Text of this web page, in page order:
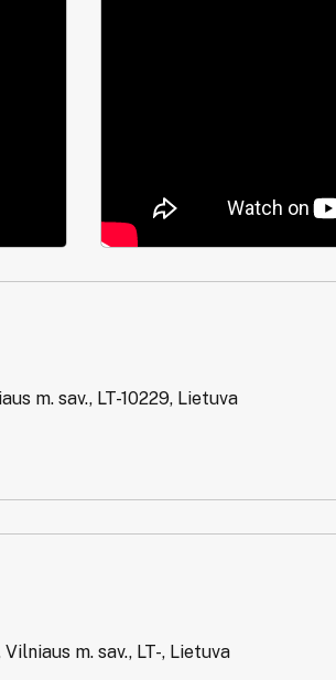
m. sav., LT-10229, Lietuva
m. sav., LT-, Lietuva